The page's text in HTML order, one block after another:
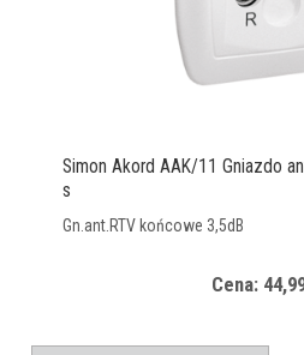
Simon Akord AAK/11 Gniazdo
s
Gn.ant.RTV końcowe 3,5dB
Cena: